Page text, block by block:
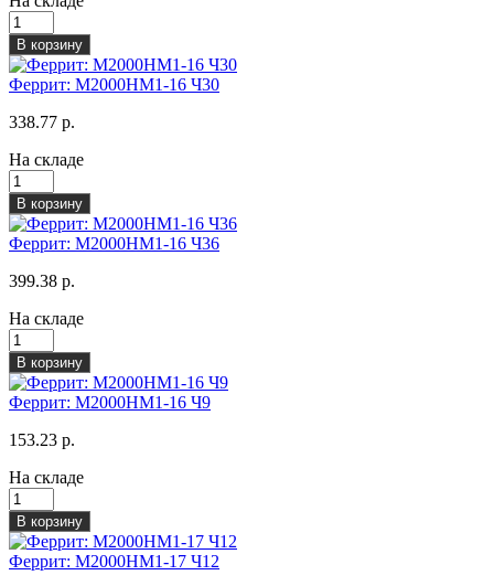
В корзину
Феррит: М2000НМ1-16 Ч30
338.77 р.
На складе
В корзину
Феррит: М2000НМ1-16 Ч36
399.38 р.
На складе
В корзину
Феррит: М2000НМ1-16 Ч9
153.23 р.
На складе
В корзину
Феррит: М2000НМ1-17 Ч12